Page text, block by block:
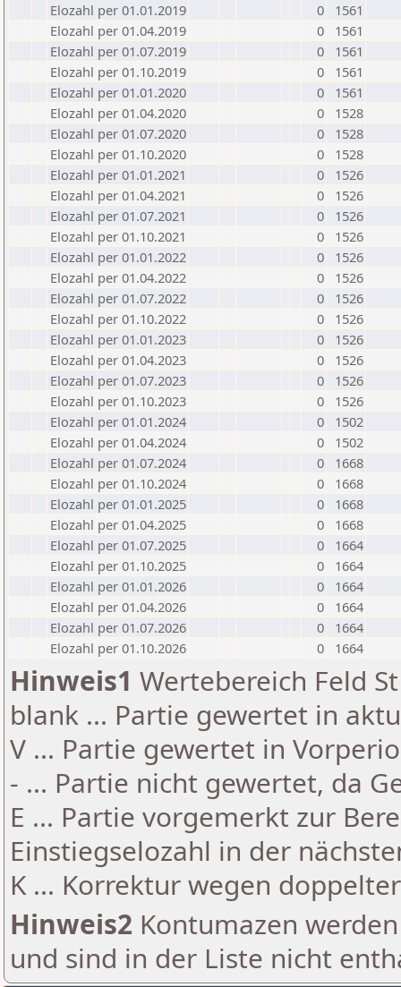
Elozahl per 01.01.2019
0
1561
Elozahl per 01.04.2019
0
1561
Elozahl per 01.07.2019
0
1561
Elozahl per 01.10.2019
0
1561
Elozahl per 01.01.2020
0
1561
Elozahl per 01.04.2020
0
1528
Elozahl per 01.07.2020
0
1528
Elozahl per 01.10.2020
0
1528
Elozahl per 01.01.2021
0
1526
Elozahl per 01.04.2021
0
1526
Elozahl per 01.07.2021
0
1526
Elozahl per 01.10.2021
0
1526
Elozahl per 01.01.2022
0
1526
Elozahl per 01.04.2022
0
1526
Elozahl per 01.07.2022
0
1526
Elozahl per 01.10.2022
0
1526
Elozahl per 01.01.2023
0
1526
Elozahl per 01.04.2023
0
1526
Elozahl per 01.07.2023
0
1526
Elozahl per 01.10.2023
0
1526
Elozahl per 01.01.2024
0
1502
Elozahl per 01.04.2024
0
1502
Elozahl per 01.07.2024
0
1668
Elozahl per 01.10.2024
0
1668
Elozahl per 01.01.2025
0
1668
Elozahl per 01.04.2025
0
1668
Elozahl per 01.07.2025
0
1664
Elozahl per 01.10.2025
0
1664
Elozahl per 01.01.2026
0
1664
Elozahl per 01.04.2026
0
1664
Elozahl per 01.07.2026
0
1664
Elozahl per 01.10.2026
0 1664
Hinweis1 Wertebereich Feld
blank ... Partie gewertet in
V ... Partie gewertet in
- ... Partie nicht gewertet, da
E ... Partie vorgemerkt zur
Einstiegselozahl in der
K ... Korrektur wegen
Hinweis2 Kontumazen
und sind in der Liste nicht